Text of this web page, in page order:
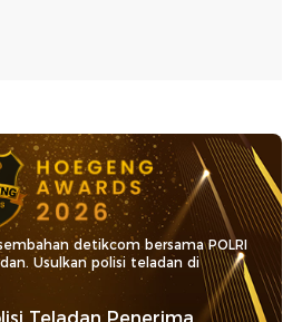
detikcom bersama POLRI
Usulkan polisi teladan di